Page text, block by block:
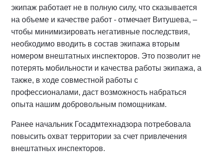
экипаж работает не в полную силу, что сказывается
на объеме и качестве работ - отмечает Витушева, –
чтобы минимизировать негативные последствия,
необходимо вводить в состав экипажа вторым
номером внештатных инспекторов. Это позволит не
потерять мобильности и качества работы экипажа, а
также, в ходе совместной работы с
профессионалами, даст возможность набраться
опыта нашим добровольным помощникам.
Ранее начальник Госадмтехнадзора потребовала
повысить охват территории за счет привлечения
внештатных инспекторов.